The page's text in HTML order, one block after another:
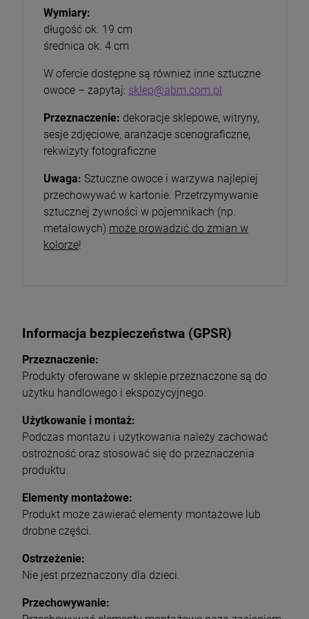
Wymiary:
długość ok. 19 cm
średnica ok. 4 cm
W ofercie dostępne są również inne sztuczne
owoce – zapytaj: sklep@abm.com.pl
Przeznaczenie: dekoracje sklepowe, witryny,
sesje zdjęciowe, aranżacje scenograficzne,
rekwizyty fotograficzne
Uwaga: Sztuczne owoce i warzywa najlepiej
przechowywać w kartonie. Przetrzymywanie
sztucznej żywności w pojemnikach (np.
metalowych) może prowadzić do zmian w
kolorze!
Informacja bezpieczeństwa (GPSR)
Przeznaczenie:
Produkty oferowane w sklepie przeznaczone są do
użytku handlowego i ekspozycyjnego.
Użytkowanie i montaż:
Podczas montażu i użytkowania należy zachować
ostrożność oraz stosować się do przeznaczenia
produktu.
Elementy montażowe:
Produkt może zawierać elementy montażowe lub
drobne części.
Ostrzeżenie:
Nie jest przeznaczony dla dzieci.
Przechowywanie: